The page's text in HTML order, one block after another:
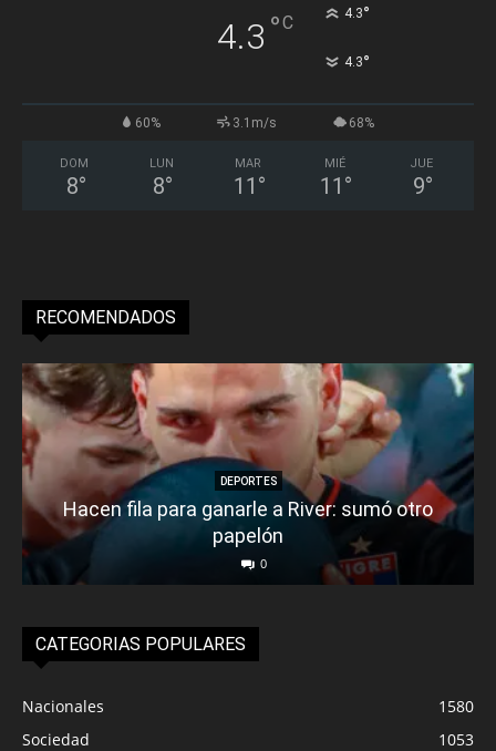
4.3 °C 4.3°
4.3°
60% 3.1m/s 68%
DOM
8°
LUN
8°
MAR
11 °
MIÉ
11 °
JUE
9°
RECOMENDADOS
DEPORTES
Hacen fila para ganarle a River: sumó otro
papelón
0
CATEGORIAS POPULARES
Nacionales
1580
Sociedad
1053